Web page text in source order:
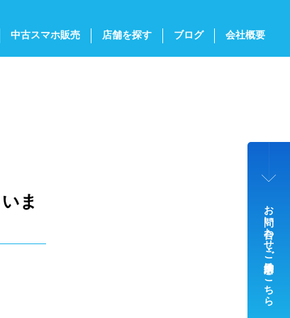
中古スマホ販売 店舗を探す ブログ 会社概要
ま
お問い合わせ・ご来店予約はこちら